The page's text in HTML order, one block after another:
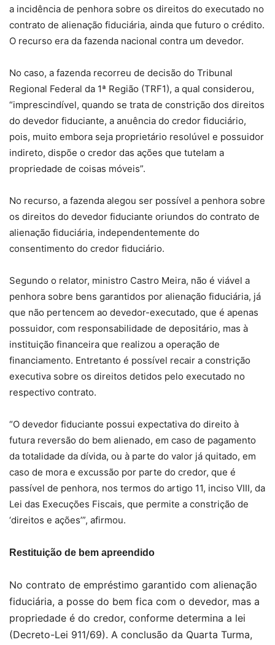
a incidência de penhora sobre os direitos do executado no
contrato de alienação fiduciária, ainda que futuro o crédito.
O recurso era da fazenda nacional contra um devedor.
No caso, a fazenda recorreu de decisão do Tribunal
Regional Federal da 1ª Região (TRF1), a qual considerou,
“imprescindível, quando se trata de constrição dos direitos
do devedor fiduciante, a anuência do credor fiduciário,
pois, muito embora seja proprietário resolúvel e possuidor
indireto, dispõe o credor das ações que tutelam a
propriedade de coisas móveis”.
No recurso, a fazenda alegou ser possível a penhora sobre
os direitos do devedor fiduciante oriundos do contrato de
alienação fiduciária, independentemente do
consentimento do credor fiduciário.
Segundo o relator, ministro Castro Meira, não é viável a
penhora sobre bens garantidos por alienação fiduciária, já
que não pertencem ao devedor-executado, que é apenas
possuidor, com responsabilidade de depositário, mas à
instituição financeira que realizou a operação de
financiamento. Entretanto é possível recair a constrição
executiva sobre os direitos detidos pelo executado no
respectivo contrato.
“O devedor fiduciante possui expectativa do direito à
futura reversão do bem alienado, em caso de pagamento
da totalidade da dívida, ou à parte do valor já quitado, em
caso de mora e excussão por parte do credor, que é
passível de penhora, nos termos do artigo 11, inciso VIII, da
Lei das Execuções Fiscais, que permite a constrição de
‘direitos e ações’”, afirmou.
Restituição de bem apreendido
No contrato de empréstimo garantido com alienação
fiduciária, a posse do bem fica com o devedor, mas a
propriedade é do credor, conforme determina a lei
(Decreto-Lei 911/69). A conclusão da Quarta Turma,